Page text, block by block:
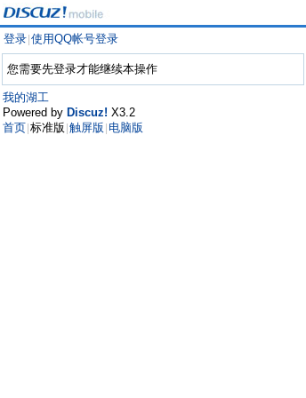
登录 使用QQ帐号登录
您需要先登录才能继续本操作
我的湖工
Powered by Discuz! X3.2
首页 标准版 触屏版 电脑版